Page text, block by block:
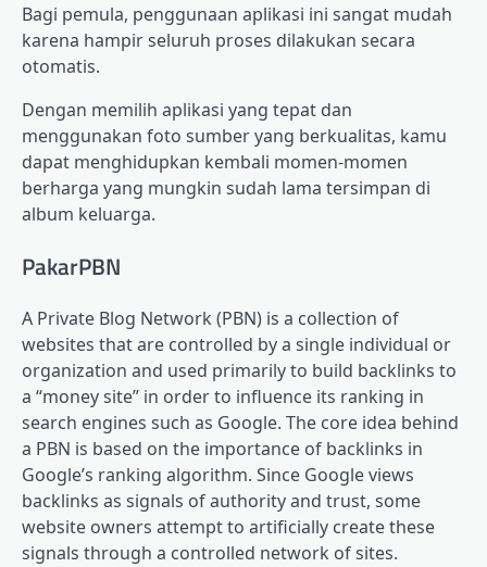
Bagi pemula, penggunaan aplikasi ini sangat mudah
karena hampir seluruh proses dilakukan secara
otomatis.
Dengan memilih aplikasi yang tepat dan
menggunakan foto sumber yang berkualitas, kamu
dapat menghidupkan kembali momen-momen
berharga yang mungkin sudah lama tersimpan di
album keluarga.
PakarPBN
A Private Blog Network (PBN) is a collection of
websites that are controlled by a single individual or
organization and used primarily to build backlinks to
a “money site” in order to influence its ranking in
search engines such as Google. The core idea behind
a PBN is based on the importance of backlinks in
Google’s ranking algorithm. Since Google views
backlinks as signals of authority and trust, some
website owners attempt to artificially create these
signals through a controlled network of sites.